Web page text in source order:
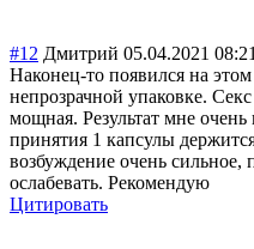
#12 Дмитрий 05.04.2021 08:21
Наконец-то появился на
непрозрачной упаковке.
мощная. Результат мне
принятия 1 капсулы
возбуждение очень сильное,
ослабевать. Рекомендую
Цитировать